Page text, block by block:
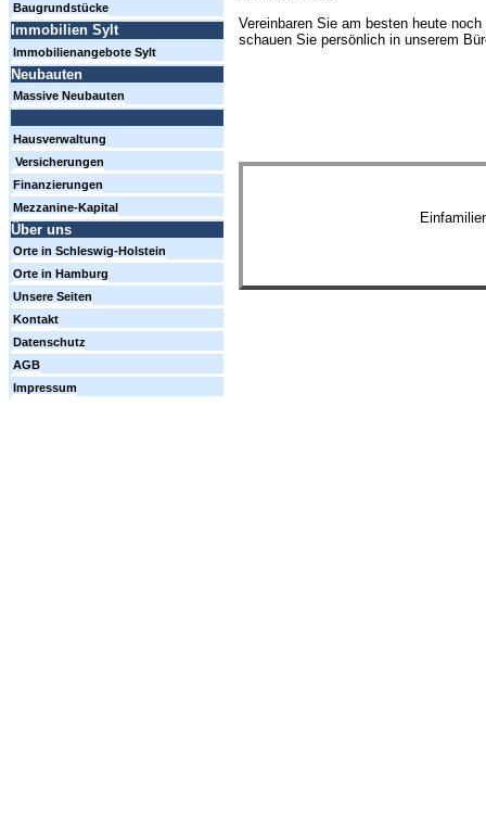
Vereinbaren Sie am besten heute
schauen Sie persönlich in unserem
Baugrundstücke
Immobilien Sylt
Immobilienangebote Sylt
Neubauten
Massive Neubauten
Hausverwaltung
Versicherungen
Finanzierungen
Mezzanine-Kapital
Über uns
Orte in Schleswig-Holstein
Orte in Hamburg
Unsere Seiten
Kontakt
Datenschutz
AGB
Impressum